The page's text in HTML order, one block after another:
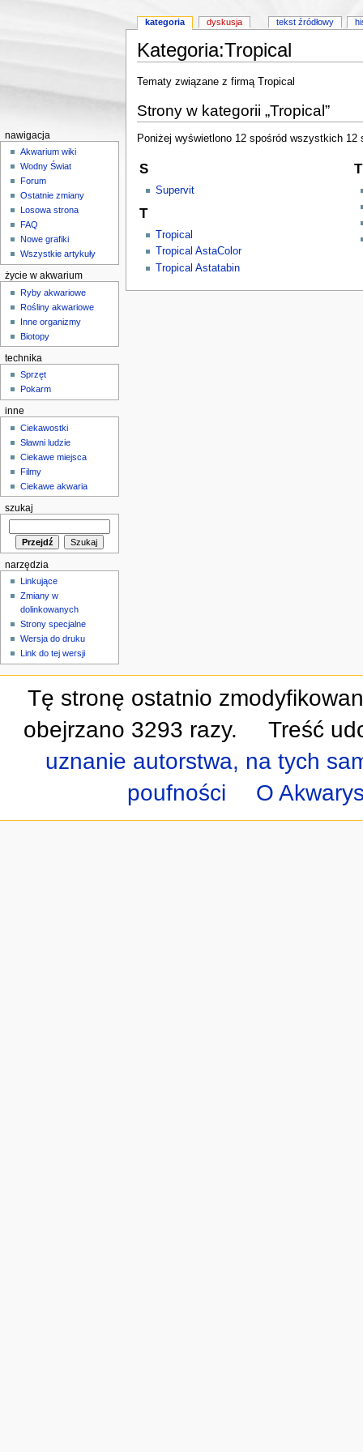
Kategoria:Tropical
Tematy związane z firmą Tropical
Strony w kategorii „Tropical”
Poniżej wyświetlono 12 spośród wszystkich 12
S
Supervit
T
Tropical
Tropical AstaColor
Tropical Astatabin
kategoria dyskusja tekst źródłowy
nawigacja
Akwarium wiki
Wodny Świat
Forum
Ostatnie zmiany
Losowa strona
FAQ
Nowe grafiki
Wszystkie artykuły
życie w akwarium
Ryby akwariowe
Rośliny akwariowe
Inne organizmy
Biotopy
technika
Sprzęt
Pokarm
inne
Ciekawostki
Sławni ludzie
Ciekawe miejsca
Filmy
Ciekawe akwaria
szukaj
narzędzia
Linkujące
Zmiany w
dolinkowanych
Strony specjalne
Wersja do druku
Link do tej wersji
Tę stronę ostatnio
obejrzano 3293 razy.
Treść
uznanie autorstwa, na tych
poufności
O